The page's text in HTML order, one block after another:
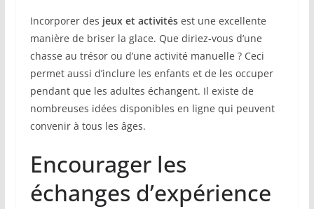
Incorporer des jeux et activitésest une excellente
manière de briser la glace. Que diriez-vous d’une
chasse au trésor ou d’une activité manuelle ? Ceci
permet aussi d’inclure les enfants et de les occuper
pendant que les adultes échangent. Il existe de
nombreuses idées disponibles en ligne qui peuvent
convenir à tous les âges.
Encourager les
échanges d’expérience